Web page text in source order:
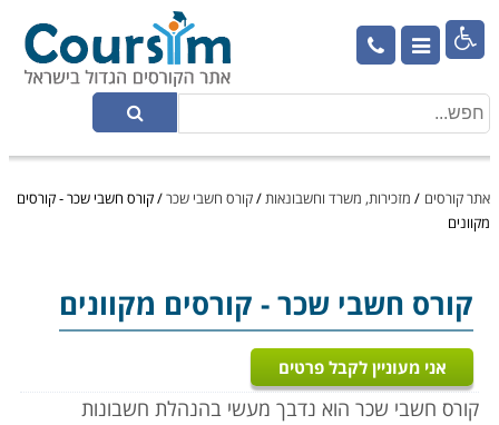

אתר קורסים / מזכירות, משרד וחשבונאות/קורס חשבי שכר/קורס חשבי שכר - קורסים
מקוונים
קורס חשבי שכר- קורסים מקוונים
אני מעוניין לקבל פרטים
קורס חשבי שכר הוא נדבך מעשי בהנהלת חשבונות